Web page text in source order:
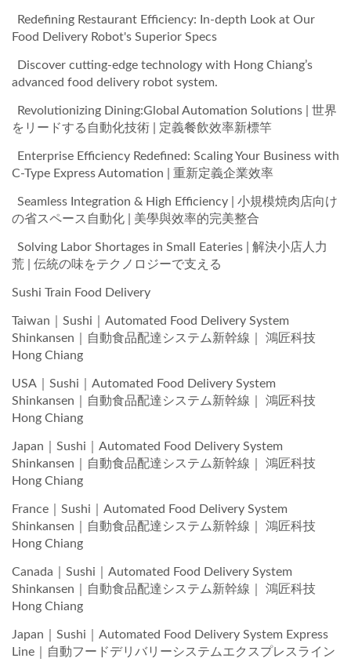
Redefining Restaurant Efficiency: In-depth Look at Our
Food Delivery Robot's Superior Specs
Discover cutting-edge technology with Hong Chiang’s
advanced food delivery robot system.
Revolutionizing Dining:Global Automation Solutions | 世界
をリードする自動化技術 | 定義餐飲效率新標竿
Enterprise Efficiency Redefined: Scaling Your Business with
C-Type Express Automation | 重新定義企業效率
Seamless Integration & High Efficiency | 小規模焼肉店向け
の省スペース自動化 | 美學與效率的完美整合
Solving Labor Shortages in Small Eateries | 解決小店人力
荒 | 伝統の味をテクノロジーで支える
Sushi Train Food Delivery
Taiwan｜Sushi｜Automated Food Delivery System
Shinkansen｜自動食品配達システム新幹線｜ 鴻匠科技
Hong Chiang
USA｜Sushi｜Automated Food Delivery System
Shinkansen｜自動食品配達システム新幹線｜ 鴻匠科技
Hong Chiang
Japan｜Sushi｜Automated Food Delivery System
Shinkansen｜自動食品配達システム新幹線｜ 鴻匠科技
Hong Chiang
France｜Sushi｜Automated Food Delivery System
Shinkansen｜自動食品配達システム新幹線｜ 鴻匠科技
Hong Chiang
Canada｜Sushi｜Automated Food Delivery System
Shinkansen｜自動食品配達システム新幹線｜ 鴻匠科技
Hong Chiang
Japan｜Sushi｜Automated Food Delivery System Express
Line｜自動フードデリバリーシステムエクスプレスライン